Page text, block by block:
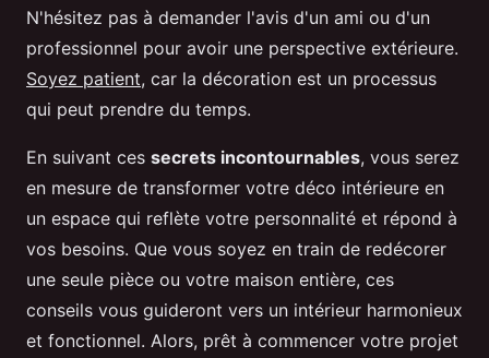
N'hésitez pas à demander l'avis d'un ami ou d'un
professionnel pour avoir une perspective extérieure.
Soyez patient, car la décoration est un processus
qui peut prendre du temps.
En suivant ces secrets incontournables, vous serez
en mesure de transformer votre déco intérieure en
un espace qui reflète votre personnalité et répond à
vos besoins. Que vous soyez en train de redécorer
une seule pièce ou votre maison entière, ces
conseils vous guideront vers un intérieur harmonieux
et fonctionnel. Alors, prêt à commencer votre projet